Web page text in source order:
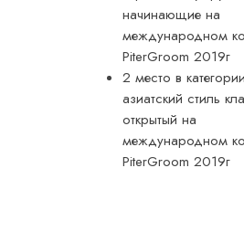
начинающие на
международном
PiterGroom 2019г
2 место в категории
азиатский стиль
открытый на
международном
PiterGroom 2019г